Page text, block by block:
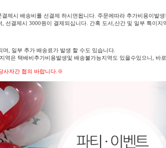
제시 배송비를 선결제 하시면됩니다. 주문에따라 추가비용이발
선결제시 3000원이 결제되십니다. 간혹 도서,산간 및 일부 특이
, 일부 추가 배송료가 발생 할 수도 있습니다.
역은 택배비추가비용발생및 배송불가능지역도 있을수있으니, 바
사자간 협의 바랍니다.※